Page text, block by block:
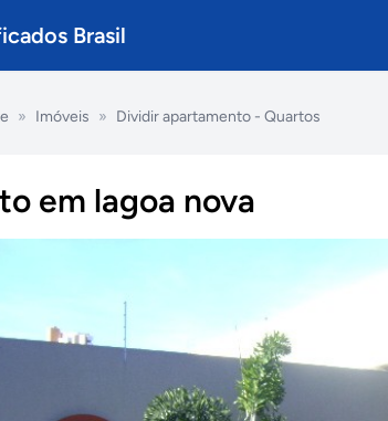
Brasil
» Imóveis » Dividir apartamento - Quartos
em lagoa nova